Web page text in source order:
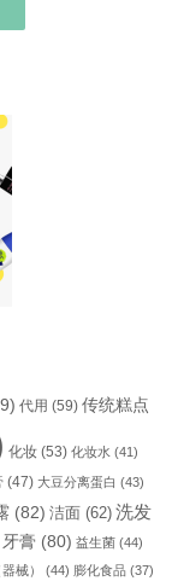
代用 (59) 传统糕点
化妆 (53) 化妆水 (41)
(47) 大豆分离蛋白 (43)
(82) 洁面 (62) 洗发
牙膏 (80) 益生菌 (44)
械） (44) 膨化食品 (37)